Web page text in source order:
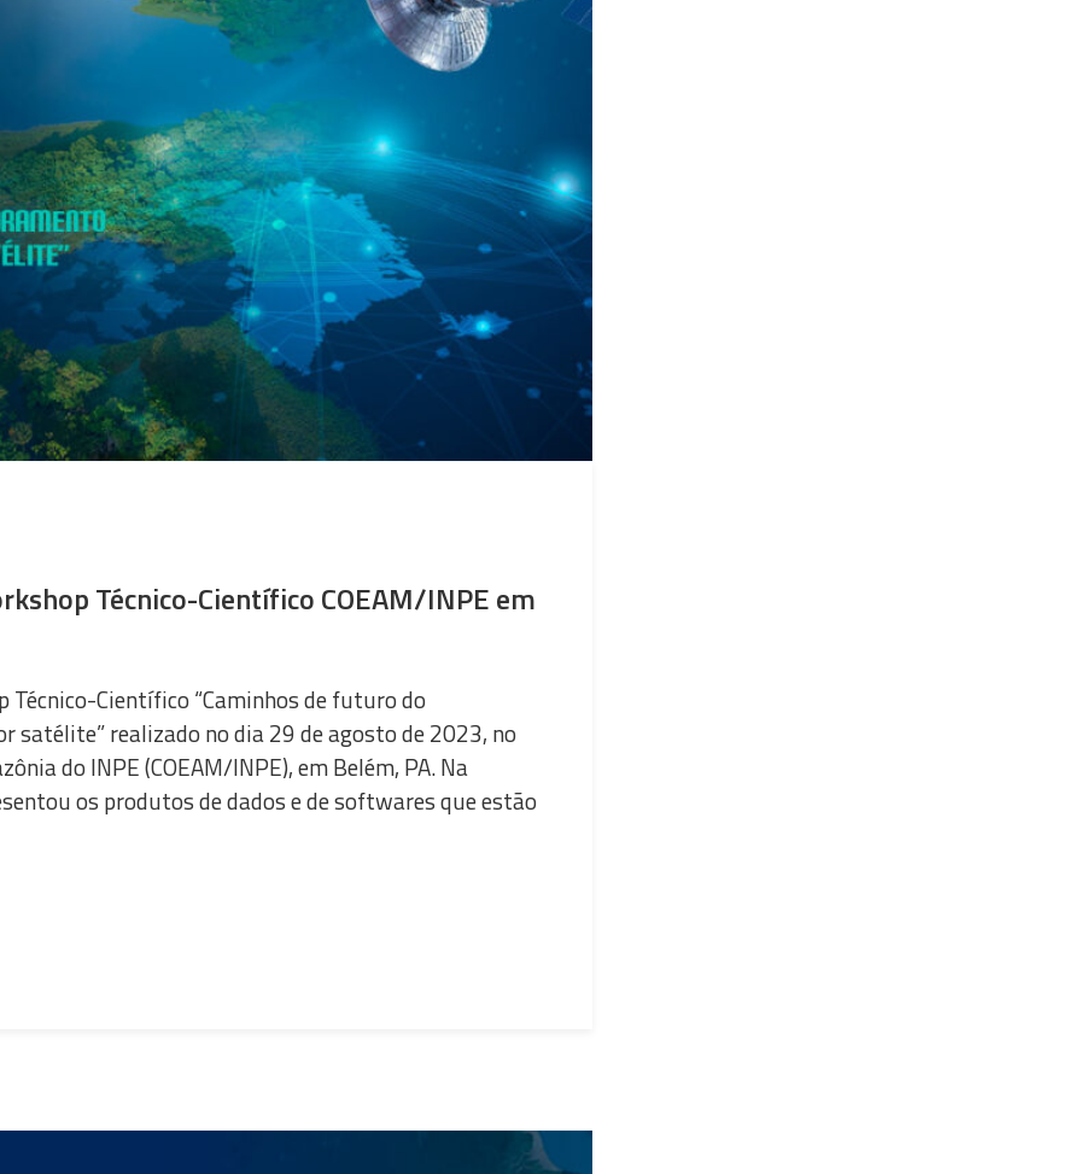
Técnico-Científico COEAM/INPE em
Científico “Caminhos de futuro do
realizado no dia 29 de agosto de 2023, no
do INPE (COEAM/INPE), em Belém, PA. Na
os produtos de dados e de softwares que estão